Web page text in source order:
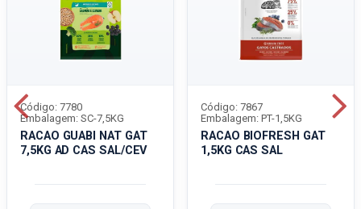
RACAO GUABI NAT GAT
7,5KG AD CAS SAL/CEV
Código: 7780
Embalagem: SC-7,5KG
RACAO BIOFRESH GAT
1,5KG CAS SAL
Código: 7867
Embalagem: PT-1,5KG